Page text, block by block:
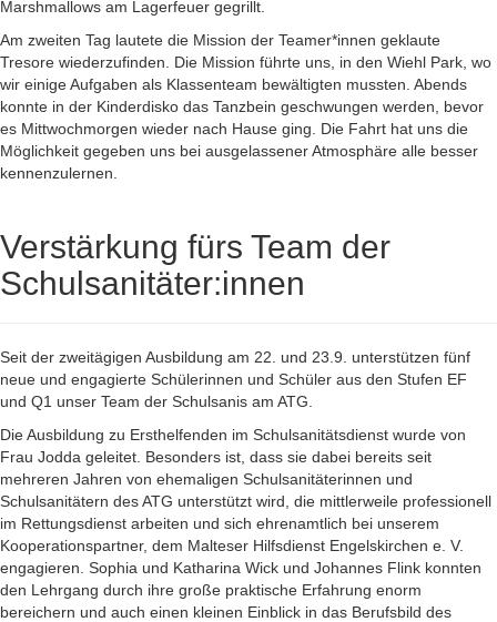
Marshmallows am Lagerfeuer gegrillt.
Am zweiten Tag lautete die Mission der Teamer*innen geklaute
Tresore wiederzufinden. Die Mission führte uns, in den Wiehl Park, wo
wir einige Aufgaben als Klassenteam bewältigten mussten. Abends
konnte in der Kinderdisko das Tanzbein geschwungen werden, bevor
es Mittwochmorgen wieder nach Hause ging. Die Fahrt hat uns die
Möglichkeit gegeben uns bei ausgelassener Atmosphäre alle besser
kennenzulernen.
Verstärkung fürs Team der
Schulsanitäter:innen
Seit der zweitägigen Ausbildung am 22. und 23.9. unterstützen fünf
neue und engagierte Schülerinnen und Schüler aus den Stufen EF
und Q1 unser Team der Schulsanis am ATG.
Die Ausbildung zu Ersthelfenden im Schulsanitätsdienst wurde von
Frau Jodda geleitet. Besonders ist, dass sie dabei bereits seit
mehreren Jahren von ehemaligen Schulsanitäterinnen und
Schulsanitätern des ATG unterstützt wird, die mittlerweile professionell
im Rettungsdienst arbeiten und sich ehrenamtlich bei unserem
Kooperationspartner, dem Malteser Hilfsdienst Engelskirchen e. V.
engagieren. Sophia und Katharina Wick und Johannes Flink konnten
den Lehrgang durch ihre große praktische Erfahrung enorm
bereichern und auch einen kleinen Einblick in das Berufsbild des